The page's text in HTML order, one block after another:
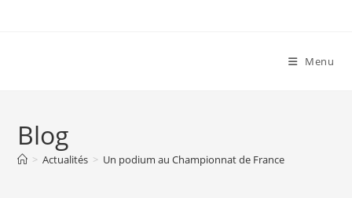
Menu
Blog
> Actualités > Un podium au Championnat de France